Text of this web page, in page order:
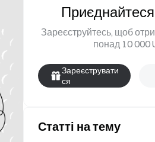
Зареєструйтесь, щоб
понад 10 000
Зареєструвати
ся
Статті на тему